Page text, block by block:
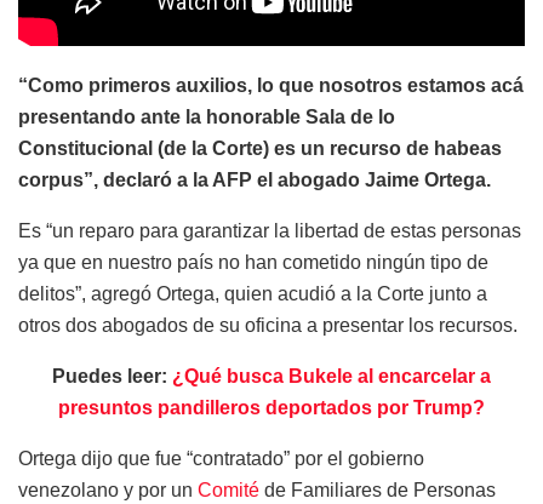
“Como primeros auxilios, lo que nosotros estamos acá
presentando ante la honorable Sala de lo
Constitucional (de la Corte) es un recurso de habeas
corpus”, declaró a la AFP el abogado Jaime Ortega.
Es “un reparo para garantizar la libertad de estas personas
ya que en nuestro país no han cometido ningún tipo de
delitos”, agregó Ortega, quien acudió a la Corte junto a
otros dos abogados de su oficina a presentar los recursos.
Puedes leer: ¿Qué busca Bukele al encarcelar a
presuntos pandilleros deportados por Trump?
Ortega dijo que fue “contratado” por el gobierno
venezolano y por un Comité de Familiares de Personas